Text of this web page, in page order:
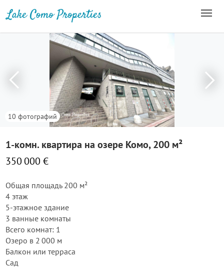
10 фотографий
1-комн. квартира на озере Комо, 200 м²
350 000 €
Общая площадь 200 м²
4 этаж
5-этажное здание
3 ванные комнаты
Всего комнат: 1
Озеро в 2 000 м
Балкон или терраса
Сад